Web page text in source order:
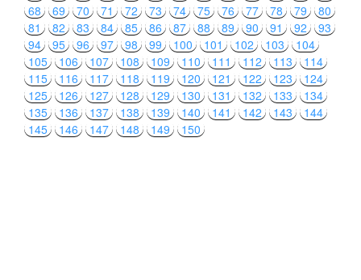
68
69 70 71 72 73 74 75 76 77 78 79
80
81
82 83 84 85 86 87 88 89 90 91 92
93
94
95 96 97 98 99 100 101 102 103
104
105
106 107 108 109 110 111 112 113
114
115
116 117 118 119 120 121 122 123
124
125
126 127 128 129 130 131 132 133
134
135
136 137 138 139 140 141 142 143
144
145
146 147 148 149 150